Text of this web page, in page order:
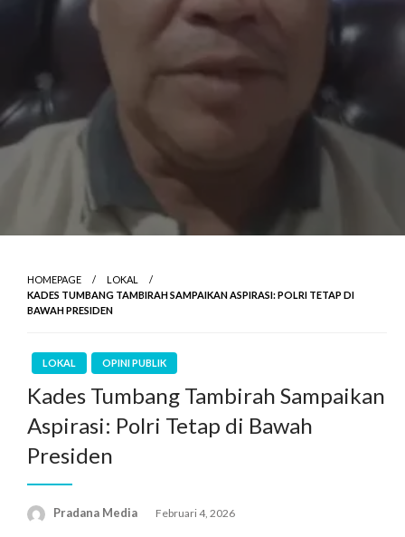
HOMEPAGE
LOKAL
KADES TUMBANG TAMBIRAH SAMPAIKAN ASPIRASI: POLRI TETAP DI
BAWAH PRESIDEN
LOKAL OPINI PUBLIK
Kades Tumbang Tambirah Sampaikan
Aspirasi: Polri Tetap di Bawah
Presiden
Pradana Media Februari 4, 2026